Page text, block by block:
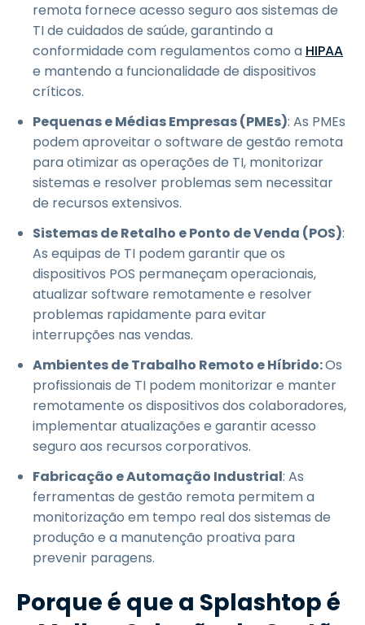
remota fornece acesso seguro aos sistemas de
TI de cuidados de saúde, garantindo a
conformidade com regulamentos como a HIPAA
e mantendo a funcionalidade de dispositivos
críticos.
Pequenas e Médias Empresas (PMEs): As PMEs
podem aproveitar o software de gestão remota
para otimizar as operações de TI, monitorizar
sistemas e resolver problemas sem necessitar
de recursos extensivos.
Sistemas de Retalho e Ponto de Venda (POS):
As equipas de TI podem garantir que os
dispositivos POS permaneçam operacionais,
atualizar software remotamente e resolver
problemas rapidamente para evitar
interrupções nas vendas.
Ambientes de Trabalho Remoto e Híbrido:Os
profissionais de TI podem monitorizar e manter
remotamente os dispositivos dos colaboradores,
implementar atualizações e garantir acesso
seguro aos recursos corporativos.
Fabricação e Automação Industrial: As
ferramentas de gestão remota permitem a
monitorização em tempo real dos sistemas de
produção e a manutenção proativa para
prevenir paragens.
Porque é que a Splashtop é